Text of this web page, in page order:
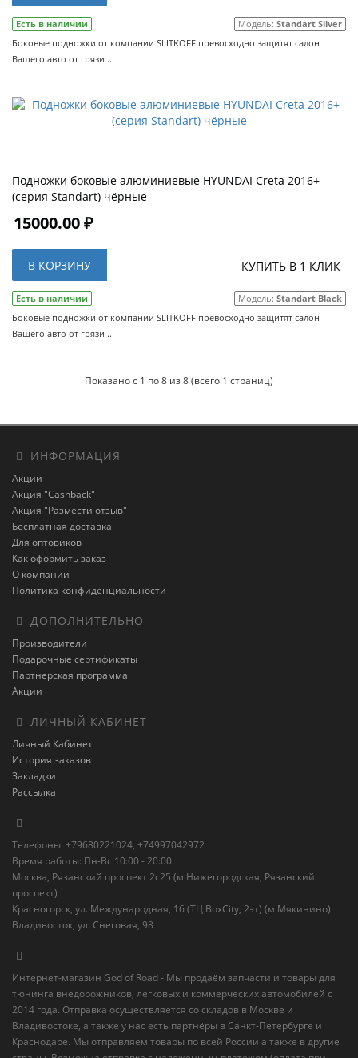
Есть в наличии Модель: Standart Silver
Боковые подножки от компании SLITKOFF превосходно защитят салон
Вашего авто от грязи ..
Подножки боковые алюминиевые HYUNDAI Creta 2016+
(серия Standart) чёрные
15000.00 ₽
В КОРЗИНУ КУПИТЬ В 1 КЛИК
Есть в наличии Модель: Standart Black
Боковые подножки от компании SLITKOFF превосходно защитят салон
Вашего авто от грязи ..
Показано с 1 по 8 из 8 (всего 1 страниц)
ИНФОРМАЦИЯ
Акции
Акция "Cashback"
Акция "Размести отзыв"
Бесплатная доставка
Для оптовиков
Как оформить заказ
О компании
Политика конфиденциальности
ДОПОЛНИТЕЛЬНО
Производители
Подарочные сертификаты
Партнерская программа
Акции
ЛИЧНЫЙ КАБИНЕТ
Личный Кабинет
История заказов
Закладки
Рассылка
Телефоны: +79680221024, +74997042972
Время работы: Пн-Вс 10:00 - 20:00
Москва, Рязанский проспект 2с25 (м Нижегородская, Рязанский
проспект)
Красногорск, ул. Международная, 16 (ТЦ BoxСity, 2эт) (м Мякинино)
Владивосток, ул. Снеговая, 98
Интернет-магазин God of Road - Мы продаём запчасти и товары для
тюнинга внедорожников, легковых и коммерческих автомобилей с
2014 года. Отправка осуществляется со складов в Москве и
Владивостоке, а также у нас есть партнёры в Санкт-Петербурге и
Краснодаре. Мы отправляем товары по всей России а также в другие